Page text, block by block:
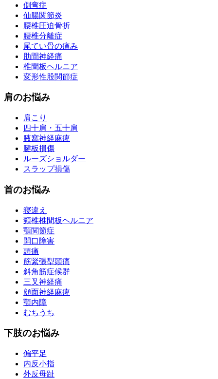
側弯症
仙腸関節炎
腰椎圧迫骨折
腰椎分離症
尾てい骨の痛み
肋間神経痛
椎間板ヘルニア
変形性股関節症
肩のお悩み
肩こり
四十肩・五十肩
腋窩神経麻痺
腱板損傷
ルーズショルダー
スラップ損傷
首のお悩み
寝違え
頸椎椎間板ヘルニア
顎関節症
開口障害
頭痛
筋緊張型頭痛
斜角筋症候群
三叉神経痛
顔面神経麻痺
顎内障
むちうち
下肢のお悩み
偏平足
内反小指
外反母趾